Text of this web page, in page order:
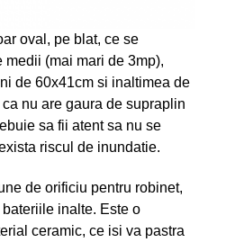
oval, pe blat, ce se
(mai mari de 3mp),
de 60x41cm si inaltimea de
nu are gaura de supraplin
sa fii atent sa nu se
riscul de inundatie.
de orificiu pentru robinet,
inalte. Este o
ceramic, ce isi va pastra